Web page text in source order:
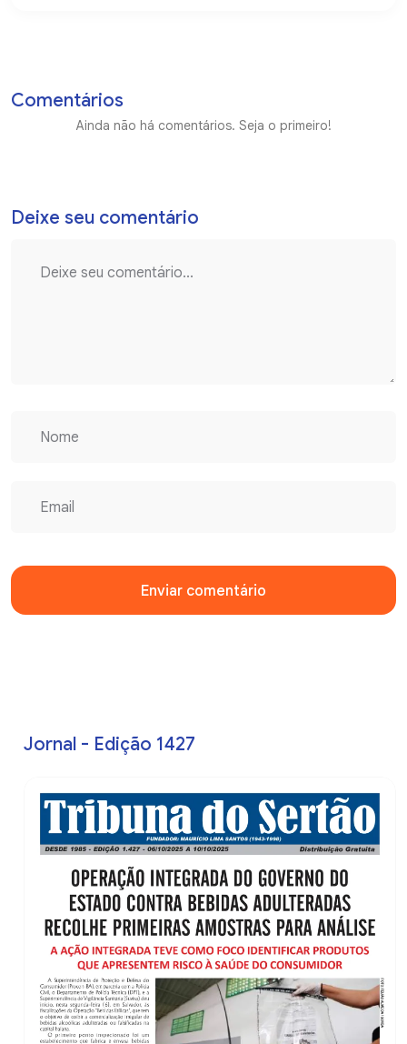
Comentários
Ainda não há comentários. Seja o primeiro!
Deixe seu comentário
Enviar comentário
Jornal - Edição 1427